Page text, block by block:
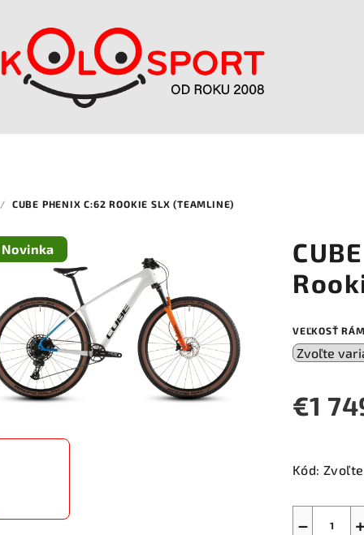
/ CUBE PHENIX C:62 ROOKIE SLX (TEAMLINE)
VEĽKOSŤ
€1
cena:
Kód:
+
−
Novinka